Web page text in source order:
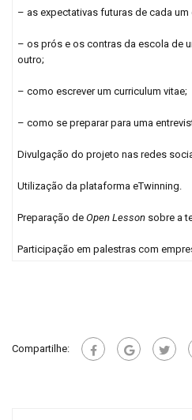
– as expectativas futuras de cada um
– os prós e os contras da escola de
outro;
– como escrever um curriculum vitae;
– como se preparar para uma
Divulgação do projeto nas redes
Utilização da plataforma eTwinning.
Preparação de Open Lesson sobre a
Participação em palestras com
Compartilhe: